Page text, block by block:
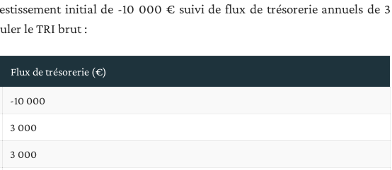
initial de -10 000 € suivi de flux de trésorerie annuels de 3
le TRI brut :
Flux de trésorerie (€)
-10 000
3 000
3 000